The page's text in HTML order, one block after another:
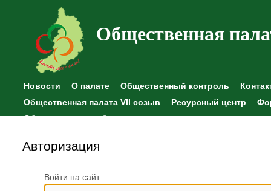
Общественная
Новости О палате Общественный контроль
Общественная палата VII созыв
Ресурсный центр
Общественные наблюдения
Авторизация
Войти на сайт